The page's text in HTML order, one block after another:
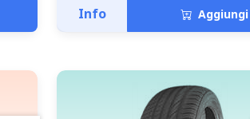
B
71db
Info Aggiungi